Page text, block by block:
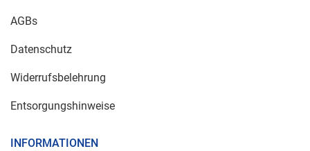
AGBs
Datenschutz
Widerrufsbelehrung
Entsorgungshinweise
INFORMATIONEN